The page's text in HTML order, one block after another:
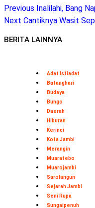
Previous Inalilahi, Bang
Next Cantiknya Wasit
BERITA LAINNYA
Adat Istiadat
Batanghari
Budaya
Bungo
Daerah
Hiburan
Kerinci
Kota Jambi
Merangin
Muaratebo
Muarojambi
Sarolangun
Sejarah Jambi
Seni Rupa
Sungaipenuh